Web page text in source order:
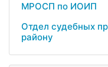
МРОСП по ИОИП
Отдел судебных
району